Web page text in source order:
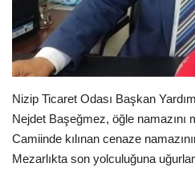
EĞİTİM
Resmiilan
Nizip Ticaret Odası Başkan
Nejdet Başeğmez, öğle namazını
Camiinde kılınan cenaze
Mezarlıkta son yolculuğuna